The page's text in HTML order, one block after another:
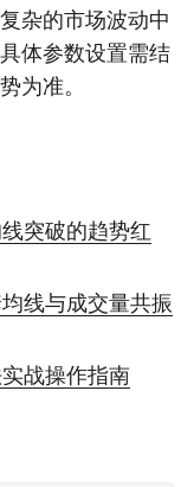
杂的市场波动中
体参数设置需结
为准。
突破的趋势红
线与成交量共振
战操作指南